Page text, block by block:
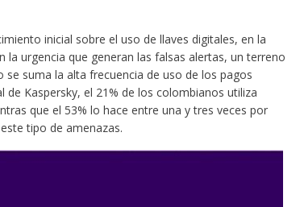
inicial sobre el uso de llaves digitales, en la
urgencia que generan las falsas alertas, un terreno
suma la alta frecuencia de uso de los pagos
de Kaspersky, el 21% de los colombianos utiliza
que el 53% lo hace entre una y tres veces por
tipo de amenazas.